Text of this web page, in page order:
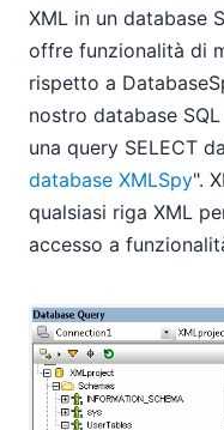
XML in un database
offre funzionalità di
rispetto a
nostro database
una query SELECT
database XMLSpy".
qualsiasi riga XML
accesso a